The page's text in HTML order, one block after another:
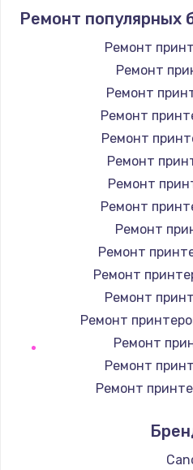
Замена
940
Замена
2750
Замена
1345
Замена
620
Замена
Ремонт популярных
Ремонт
Ремонт
Ремонт
Ремонт
Ремонт
Ремонт
Ремонт
Ремонт
Ремонт
Ремонт
Ремонт
Ремонт
Ремонт
Ремонт
Ремонт
Ремонт
Ремонт
Ремонт